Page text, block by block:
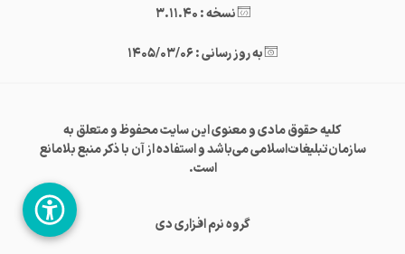
نسخه : 3.11.40
به روز رسانی : 1405/03/06
کلیه حقوق مادی و معنوی این سایت محفوظ و متعلق به
سازمان‌تبلیغات‌اسلامی می‌باشد و استفاده از آن با ذکر منبع بلامانع
است.
گروه نرم افزاری دی